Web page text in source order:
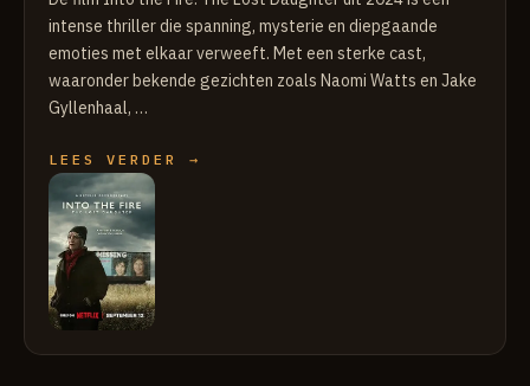
intense thriller die spanning, mysterie en diepgaande
emoties met elkaar verweeft. Met een sterke cast,
waaronder bekende gezichten zoals Naomi Watts en Jake
Gyllenhaal, …
LEES VERDER →